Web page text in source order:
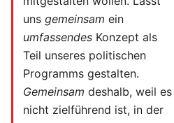
uns gemeinsam ein
umfassendes Konzept als
Teil unseres politischen
Programms gestalten.
Gemeinsam deshalb, weil es
nicht zielführend ist, in der